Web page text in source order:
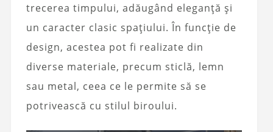
trecerea timpului, adăugând eleganță și
un caracter clasic spațiului. În funcție de
design, acestea pot fi realizate din
diverse materiale, precum sticlă, lemn
sau metal, ceea ce le permite să se
potrivească cu stilul biroului.